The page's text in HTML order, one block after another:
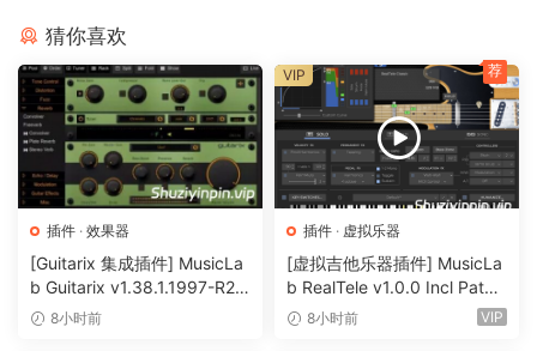
已知问题Kontakt 7与以下组合使用时间歇性崩溃：Logic Pro、
macOS 14、Kontrol S MK3。苹果正在解决这个通信层崩溃的
问题
已知问题在Pro Tools中，当缩放比可用显示尺寸大时，
Kontakt窗口被裁剪
已知问题请注意，如果您已从7.9之前的版本更新到Kontakt
7.10，您可能需要在首次启动时重新选择音频设备（仅限
macOS）
7.9.0 (2024-03-27)
猜你喜欢
插件 · 效果器
[Guitarix 集成插件] MusicLa
b Guitarix v1.38.1.1997-R2R
[WiN]（7.5MB）
8小时前
插件 · 虚拟乐器
[虚拟吉他乐器插件] MusicLa
b RealTele v1.0.0 Incl Patch
ed and Keygen-R2R [WiN]
8小时前 VIP
VIP 荐